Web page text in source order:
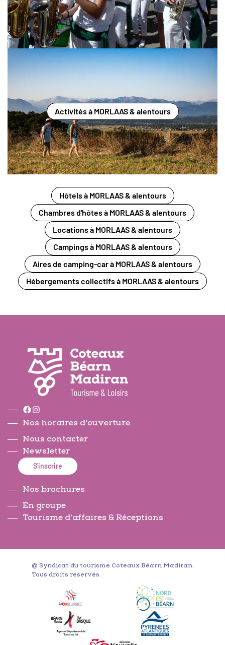
Activités à MORLAAS & alentours
Hôtels à MORLAAS & alentours
Chambres d'hôtes à MORLAAS & alentours
Locations à MORLAAS & alentours
Campings à MORLAAS & alentours
Aires de camping-car à MORLAAS & alentours
Hébergements collectifs à MORLAAS & alentours
Facebook
Instagram
Nos horaires d'ouverture
Nous contacter
Newsletter
S'inscrire
Nos brochures
En groupe
Tourisme d'affaires & Réceptions
@ Syndicat du tourisme Coteaux Béarn Madiran.
Tous droits réservés.